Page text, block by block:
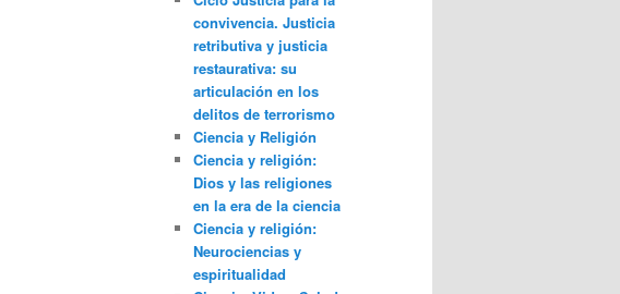
convivencia. Justicia
retributiva y justicia
restaurativa: su
articulación en los
delitos de terrorismo
Ciencia y Religión
Ciencia y religión:
Dios y las religiones
en la era de la ciencia
Ciencia y religión:
Neurociencias y
espiritualidad